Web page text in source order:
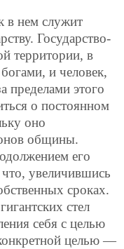
в нем служит
Государство-
территории, в
и человек,
пределами этого
о постоянном
оно
общины.
его
что, увеличившись
сроках.
стел
себя с целью
целью —